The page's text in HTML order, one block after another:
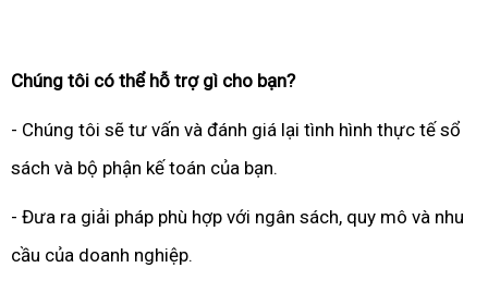
Chúng tôi có thể hỗ trợ gì cho bạn?
- Chúng tôi sẽ tư vấn và đánh giá lại tình hình thực tế sổ
sách và bộ phận kế toán của bạn.
- Đưa ra giải pháp phù hợp với ngân sách, quy mô và nhu
cầu của doanh nghiệp.